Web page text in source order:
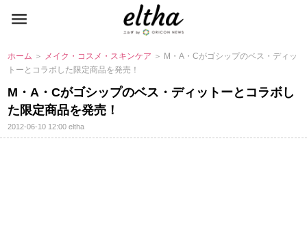
ホーム ＞ メイク・コスメ・スキンケア ＞ M・A・Cがゴシップのベス・ディッ
トーとコラボした限定商品を発売！
M・A・Cがゴシップのベス・ディットーとコラボし
た限定商品を発売！
2012-06-10 12:00eltha